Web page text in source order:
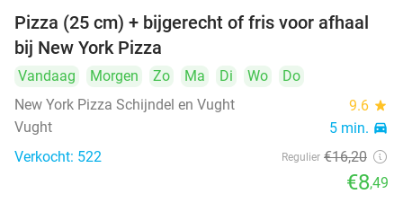
48%
Pizza (25 cm) + bijgerecht of fris voor afhaal
bij New York Pizza
Vandaag Morgen Zo Ma Di Wo
Do
New York Pizza Schijndel en Vught
9.6 star
Vught 5 min. directions_car
Verkocht: 522 Regulier €16,20
€8,49